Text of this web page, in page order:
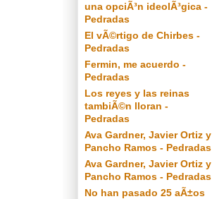
una opciÃ³n ideolÃ³gica -
Pedradas
El vÃ©rtigo de Chirbes -
Pedradas
Fermin, me acuerdo -
Pedradas
Los reyes y las reinas
tambiÃ©n lloran -
Pedradas
Ava Gardner, Javier Ortiz y
Pancho Ramos - Pedradas
Ava Gardner, Javier Ortiz y
Pancho Ramos - Pedradas
No han pasado 25 aÃ±os